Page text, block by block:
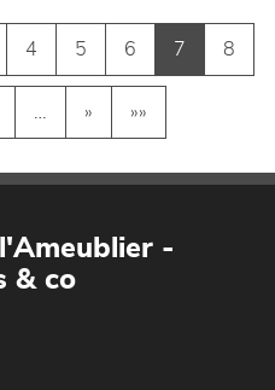
4 5 6 7 8
» »»
-
& co